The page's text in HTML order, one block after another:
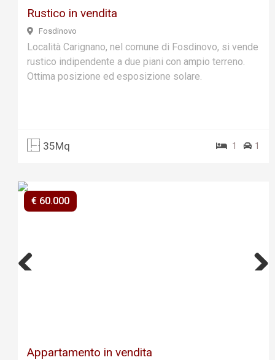
Rustico in vendita
Fosdinovo
Località Carignano, nel comune di Fosdinovo, si vende
rustico indipendente a due piani con ampio terreno.
Ottima posizione ed esposizione solare.
35Mq 1 1
€ 60.000
Appartamento in vendita